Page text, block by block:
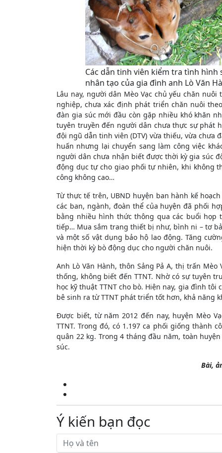
Các dẫn tinh viên kiểm tra tình
nhân tạo của gia đình anh Lò Văn
Lâu nay, người dân Mèo Vạc chủ yếu chăn
nghiệp, chưa xác định phát triển chăn nuôi
đàn gia súc mới đầu còn gặp nhiều khó khăn
tuyên truyền đến người dân chưa thực sự phát
đội ngũ dẫn tinh viên (DTV) vừa thiếu, vừa chưa
huấn nhưng lại chuyển sang làm công việc
người dân chưa nhận biết được thời kỳ gia súc
động dục tự cho giao phối tự nhiên, khi không
công không cao…
Từ thực tế trên, UBND huyện ban hành kế
các ban, ngành, đoàn thể của huyện đã phối
bằng nhiều hình thức thông qua các buổi
tiếp… Mua sắm trang thiết bị như, bình ni – tơ
và một số vật dụng bảo hộ lao động. Tăng
hiện thời kỳ bò động dục cho người chăn nuôi.
Anh Lò Văn Hành, thôn Sảng Pả A, thị trấn
thống, không biết đến TTNT. Nhờ có sự tuyên
học kỹ thuật TTNT cho bò. Hiện nay, gia đình
bê sinh ra từ TTNT phát triển tốt hơn, khả năng
Được biết, từ năm 2012 đến nay, huyện Mèo
TTNT. Trong đó, có 1.197 ca phối giống thành
quân 22 kg. Trong 4 tháng đầu năm, toàn
súc.
Bài,
Ý kiến bạn đọc